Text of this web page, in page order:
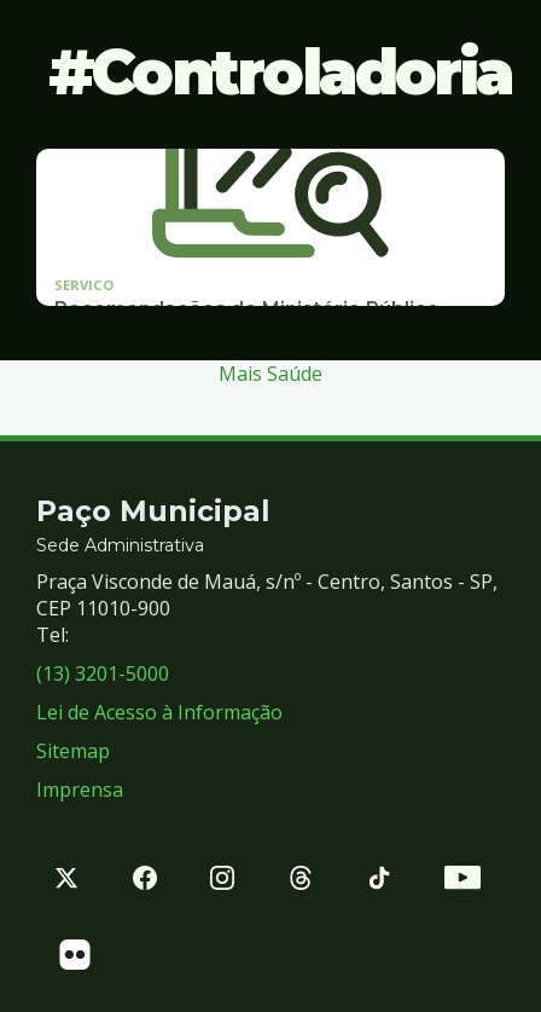
Controladoria
SERVICO
Recomendações do Ministério Público
Mais Saúde
Contato
e
Redes
Sociais
Paço Municipal
Sede Administrativa
Praça Visconde de Mauá, s/nº - Centro, Santos - SP,
CEP 11010-900
Tel:
(13) 3201-5000
Lei de Acesso à Informação
Sitemap
Imprensa